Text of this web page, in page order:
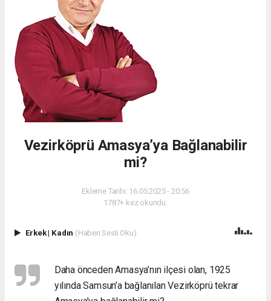
Vezirköprü Amasya’ya Bağlanabilir
mi?
Ekleme Tarihi: 16.05.2025 - 20:56
1787+ kez okundu.
Erkek| Kadın (Haberi Sesli Oku)
Daha önceden Amasya’nın ilçesi olan, 1925
yılında Samsun’a bağlanılan Vezirköprü tekrar